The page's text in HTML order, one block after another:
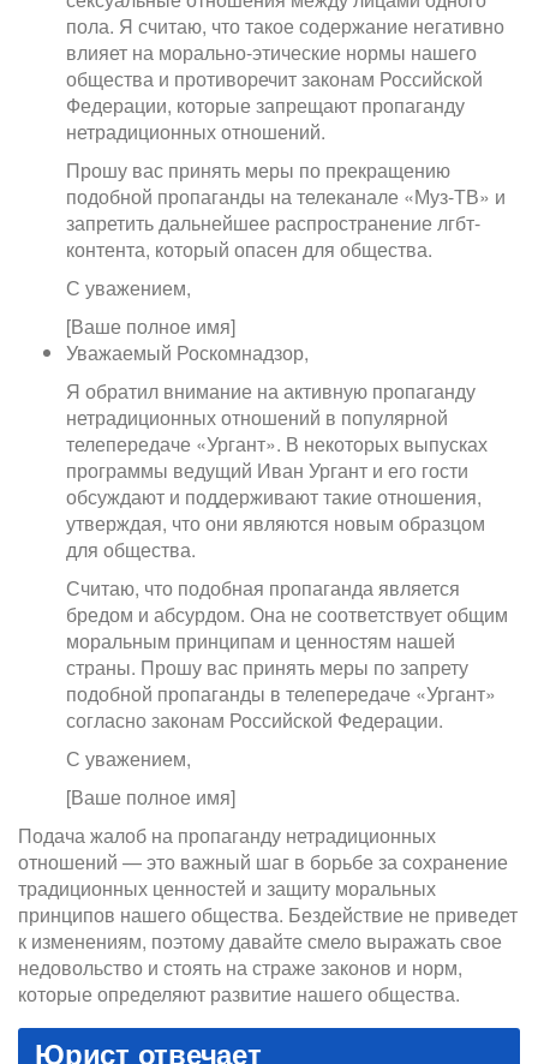
пола. Я считаю, что такое содержание негативно
влияет на морально-этические нормы нашего
общества и противоречит законам Российской
Федерации, которые запрещают пропаганду
нетрадиционных отношений.
Прошу вас принять меры по прекращению
подобной пропаганды на телеканале «Муз-ТВ» и
запретить дальнейшее распространение лгбт-
контента, который опасен для общества.
С уважением,
[Ваше полное имя]
Уважаемый Роскомнадзор,
Я обратил внимание на активную пропаганду
нетрадиционных отношений в популярной
телепередаче «Ургант». В некоторых выпусках
программы ведущий Иван Ургант и его гости
обсуждают и поддерживают такие отношения,
утверждая, что они являются новым образцом
для общества.
Считаю, что подобная пропаганда является
бредом и абсурдом. Она не соответствует общим
моральным принципам и ценностям нашей
страны. Прошу вас принять меры по запрету
подобной пропаганды в телепередаче «Ургант»
согласно законам Российской Федерации.
С уважением,
[Ваше полное имя]
Подача жалоб на пропаганду нетрадиционных
отношений — это важный шаг в борьбе за сохранение
традиционных ценностей и защиту моральных
принципов нашего общества. Бездействие не приведет
к изменениям, поэтому давайте смело выражать свое
недовольство и стоять на страже законов и норм,
которые определяют развитие нашего общества.
Юрист отвечает